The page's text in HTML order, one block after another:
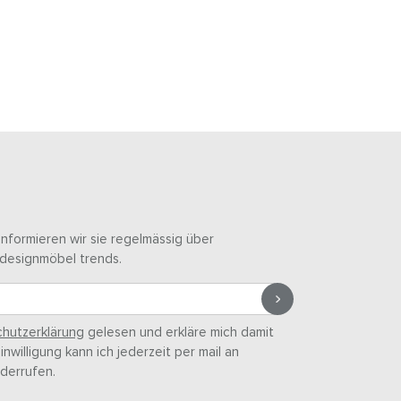
wir sie regelmässig über
trends.
gelesen und erkläre mich damit
kann ich jederzeit per mail an